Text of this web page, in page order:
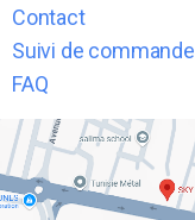
Contact
Suivi de commande
FAQ